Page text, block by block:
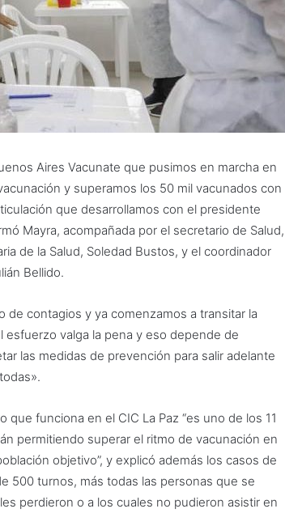
Aires Vacunate que pusimos en marcha en
y superamos los 50 mil vacunados con
que desarrollamos con el presidente
Mayra, acompañada por el secretario de Salud,
de la Salud, Soledad Bustos, y el coordinador
Bellido.
de contagios y ya comenzamos a transitar la
valga la pena y eso depende de
las medidas de prevención para salir adelante
funciona en el CIC La Paz “es uno de los 11
permitiendo superar el ritmo de vacunación en
objetivo”, y explicó además los casos de
500 turnos, más todas las personas que se
perdieron o a los cuales no pudieron asistir en